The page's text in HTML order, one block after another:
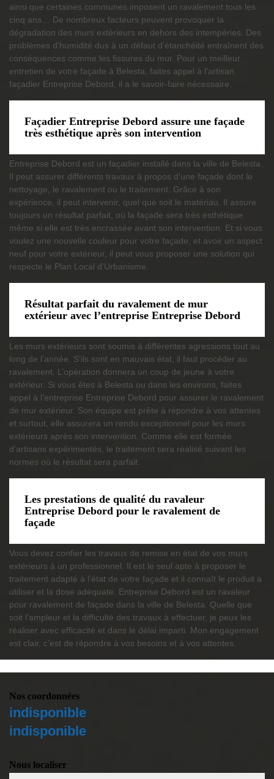
ainsi que certaines communes imposent un ravalement tous les
cinq ans… De nombreux facteurs peuvent provoquer la
dégradation des murs extérieurs en dehors des intempéries. Des
problèmes d’humidité dus à un défaut d’étanchéité entraînent des
conséquences comme les fissures du mur. Pour un meilleur
entretien de votre façade à Belesta, faites appel à l’artisan
façadier Entreprise Debord, il a le savoir-faire nécessaire.
Façadier Entreprise Debord assure une façade
très esthétique après son intervention
Entreprise Debord est un façadier installé dans la ville de Belesta.
Il peut assurer différents travaux à propos d’une façade dont le
nettoyage, le ravalement ou le traitement. Grâce à son
expérience, il peut intervenir, quel que soit le matériau. Il assure
toujours un résultat parfait, où la façade sera très esthétique
même si elle est très encrassée avant son intervention. Et si vous
voulez une nouvelle couleur pour votre façade, et avoir un aspect
neuf pour votre extérieur, il peut vous proposer une solution qui
respecte le Plan Local d’Urbanisme.
Résultat parfait du ravalement de mur
extérieur avec l’entreprise Entreprise Debord
Les murs extérieurs sont soumis à différentes agressions tout au
long de l’année. S’ils sont en mauvais état, il faut procéder au
ravalement. L’opération donnera un coup de jeune à votre
extérieur. Si vous êtes à Belesta ou dans les environs, faites
appel à l’entreprise Entreprise Debord pour assurer le ravalement
de mur extérieur. Son équipe est prête à répondre à vos attentes
et surtout, elle assurera un rendu exceptionnel pour les murs
extérieurs après son intervention. Comme elle est formée
d'artisans expérimentés, le traitement sera réalisé suivant les
normes où le résultat sera parfait.
Les prestations de qualité du ravaleur
Entreprise Debord pour le ravalement de
façade
Vous devez confier les travaux de remise en état de vos murs
extérieurs à un professionnel. Il est le seul apte à proposer le
traitement adapté à l’état de votre façade et il connaît le produit à
utiliser et la dose adéquate. Entreprise Debord est un ravaleur
pour ravalement de façade dans la ville de Belesta. Quelle que
soit l’ampleur et la difficulté des travaux à effectuer, je peux les
réaliser avec efficacité et dans le délai imparti. Mon engagement
est clair, c’est de répondre à vos besoins et à vos attentes.
Nos coordonnées
indisponible
indisponible
Nous localiser